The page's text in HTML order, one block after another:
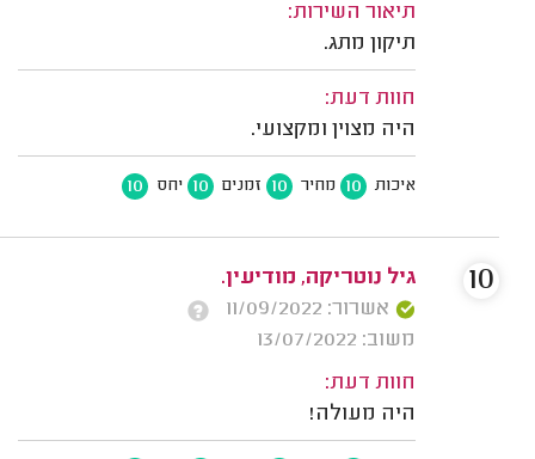
תיאור השירות:
תיקון מתג.
חוות דעת:
היה מצוין ומקצועי.
איכות 10 מחיר 10 זמנים 10 יחס 10
גיל נוטריקה, מודיעין.
אשרור: 11/09/2022
משוב: 13/07/2022
חוות דעת:
היה מעולה!
10